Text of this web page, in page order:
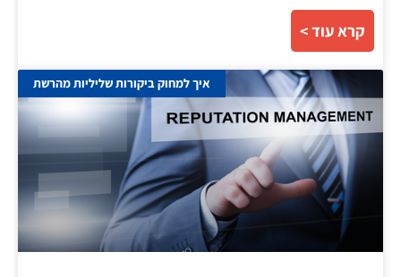
קרא עוד >
איך למחוק ביקורות שליליות מהרשת